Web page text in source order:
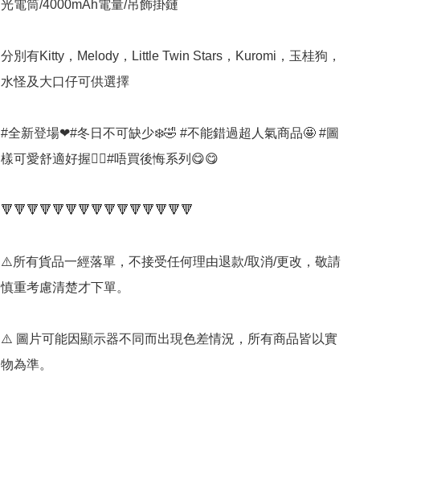
光電筒/4000mAh電量/吊飾掛鏈
分別有Kitty，Melody，Little Twin Stars，Kuromi，玉桂狗，
水怪及大口仔可供選擇
#全新登場❤#冬日不可缺少❄️🤣 #不能錯過超人氣商品🤩 #圖
樣可愛舒適好握👍🏻#唔買後悔系列😋😋
🔻🔻🔻🔻🔻🔻🔻🔻🔻🔻🔻🔻🔻🔻🔻
⚠️所有貨品一經落單，不接受任何理由退款/取消/更改，敬請
慎重考慮清楚才下單。
⚠️ 圖片可能因顯示器不同而出現色差情況，所有商品皆以實
物為準。